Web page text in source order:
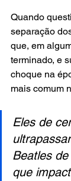
Quando
separação
que, em
terminado, e
choque na
mais comum
Eles de
Beatles
que